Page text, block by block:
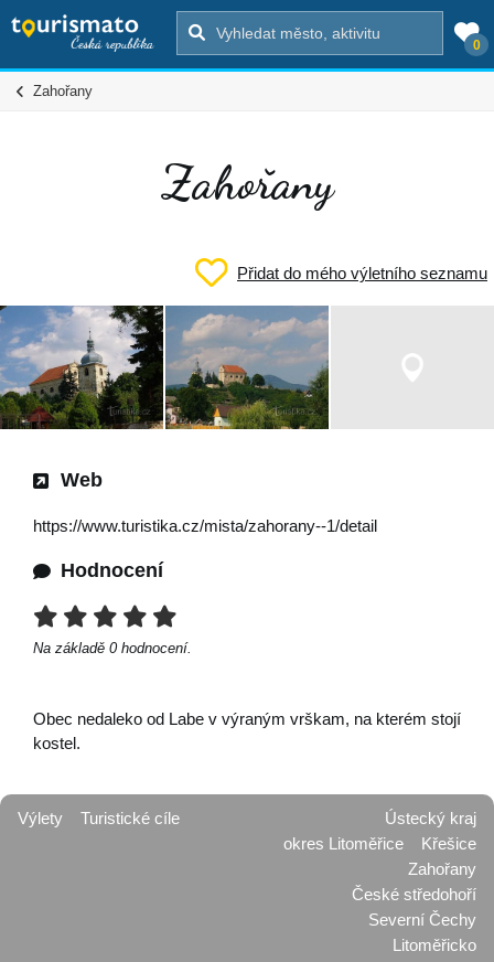
0
Zahořany
Zahořany
Přidat do mého výletního seznamu
Web
https://www.turistika.cz/mista/zahorany--1/detail
Hodnocení
Na základě 0 hodnocení.
Obec nedaleko od Labe v výraným vrškam, na kterém stojí
kostel.
Výlety Turistické cíle
Ústecký kraj
okres Litoměřice
Křešice
Zahořany
České středohoří
Severní Čechy
Litoměřicko